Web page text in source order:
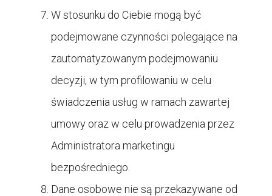
W stosunku do Ciebie mogą być
podejmowane czynności polegające na
zautomatyzowanym podejmowaniu
decyzji, w tym profilowaniu w celu
świadczenia usług w ramach zawartej
umowy oraz w celu prowadzenia przez
Administratora marketingu
bezpośredniego.
Dane osobowe nie są przekazywane od